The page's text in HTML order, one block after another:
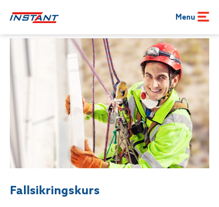
Menu
Hjem»Kurs»Fallsikringskurs
Fallsikringskurs